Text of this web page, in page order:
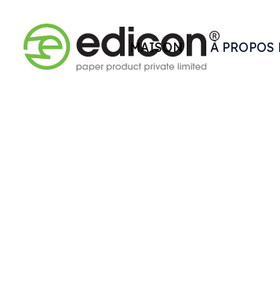
MAISON À PROPOS